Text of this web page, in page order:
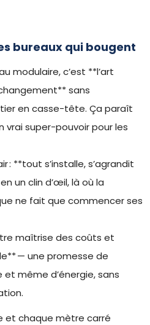
bureaux qui bougent
modulaire, c’est **l’art
sans
en casse-tête. Ça paraît
vrai super-pouvoir pour les
: **tout s’installe, s’agrandit
un clin d’œil, là où la
ne fait que commencer ses
maîtrise des coûts et
— une promesse de
même d’énergie, sans
et chaque mètre carré